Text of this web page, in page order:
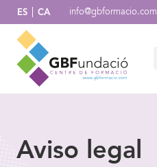
ES CA info@gbformacio.com
Aviso legal